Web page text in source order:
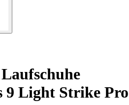
Laufschuhe
9 Light Strike Pro